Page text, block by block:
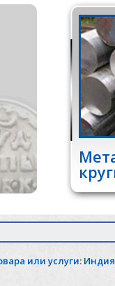
или услуги: Индия